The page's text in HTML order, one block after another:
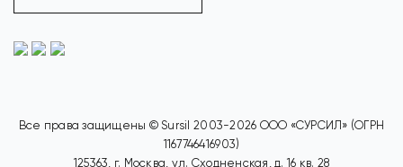
Все права защищены © Sursil 2003-2026 ООО «СУРСИЛ» (ОГРН
1167746416903)
125363, г. Москва, ул. Сходненская, д. 16 кв. 28